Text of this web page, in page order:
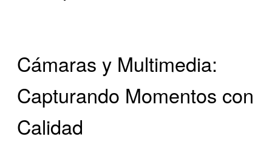
Cámaras y Multimedia:
Capturando Momentos con
Calidad